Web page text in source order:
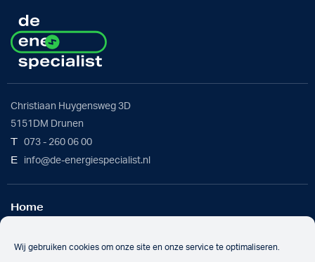
Wij gebruiken cookies om onze site en onze service te optimaliseren.
Christiaan Huygensweg 3D
5151DM Drunen
T 073 - 260 06 00
E info@de-energiespecialist.nl
Home
Batterijoplossing